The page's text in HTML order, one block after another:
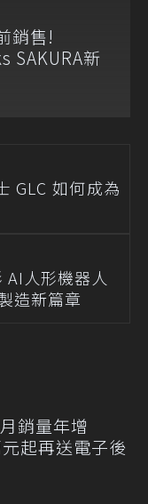
銷售!
SAKURA新
GLC 如何成為
人形機器人
造新篇章
銷量年增
起再送電子後